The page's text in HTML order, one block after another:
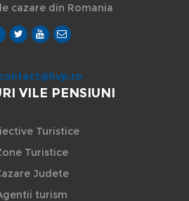
cazare din Romania
VILE PENSIUNI
Turistice
Turistice
Judete
turism